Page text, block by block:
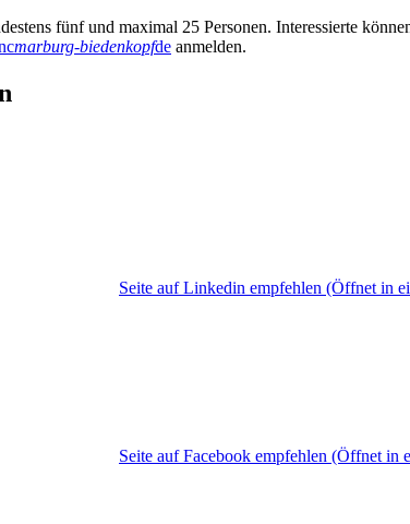
fünf und maximal 25 Personen. Interessierte
marburg-biedenkopfde anmelden.
Seite auf Linkedin empfehlen (Öffnet in
Seite auf Facebook empfehlen (Öffnet in